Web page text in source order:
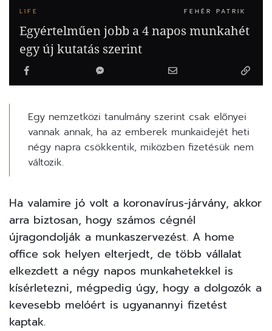
LIFE FEHÉR PATRIK
Egyértelműen jobb a 4 napos munkahét
egy új kutatás szerint
Egy nemzetközi tanulmány szerint csak előnyei
vannak annak, ha az emberek munkaidejét heti
négy napra csökkentik, miközben fizetésük nem
változik.
Ha valamire jó volt a koronavírus-járvány, akkor
arra biztosan, hogy számos cégnél
újragondolják a munkaszervezést. A home
office sok helyen elterjedt, de több vállalat
elkezdett a négy napos munkahetekkel is
kísérletezni, mégpedig úgy, hogy a dolgozók a
kevesebb melóért is ugyanannyi fizetést
kaptak.